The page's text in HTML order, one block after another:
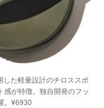
は、次ページをチェ
ウルフスキン）
した軽量設計のチロススポ
感が特徴。独自開発のフッ
。¥6930